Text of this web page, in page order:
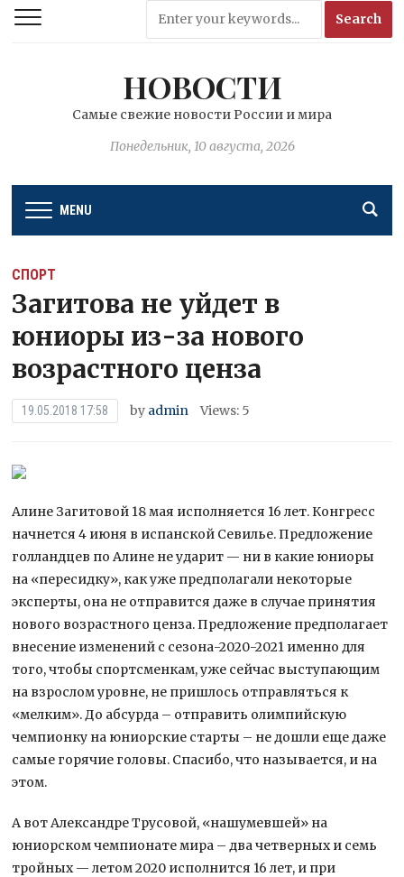
НОВОСТИ
Самые свежие новости России и мира
Понедельник, 10 августа, 2026
MENU
СПОРТ
Загитова не уйдет в
юниоры из-за нового
возрастного ценза
19.05.2018 17:58 by admin Views: 5
Алине Загитовой 18 мая исполняется 16 лет. Конгресс
начнется 4 июня в испанской Севилье. Предложение
голландцев по Алине не ударит — ни в какие юниоры
на «пересидку», как уже предполагали некоторые
эксперты, она не отправится даже в случае принятия
нового возрастного ценза.Предложение предполагает
внесение изменений с сезона-2020-2021 именно для
того, чтобы спортсменкам, уже сейчас выступающим
на взрослом уровне, не пришлось отправляться к
«мелким». До абсурда – отправить олимпийскую
чемпионку на юниорские старты – не дошли еще даже
самые горячие головы. Спасибо, что называется, и на
этом.
А вот Александре Трусовой, «нашумевшей» на
юниорском чемпионате мира – два четверных и семь
тройных — летом 2020 исполнится 16 лет, и при